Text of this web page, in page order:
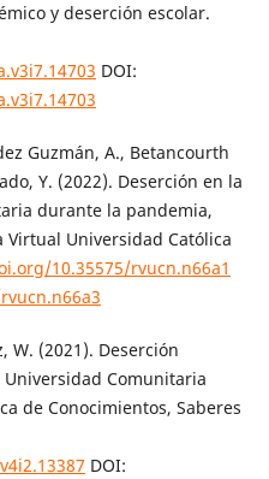
y deserción escolar.
DOI:
Guzmán, A., Betancourth
Y. (2022). Deserción en la
durante la pandemia,
Universidad Católica
10.35575/rvucn.n66a1
W. (2021). Deserción
Comunitaria
de Conocimientos, Saberes
DOI: